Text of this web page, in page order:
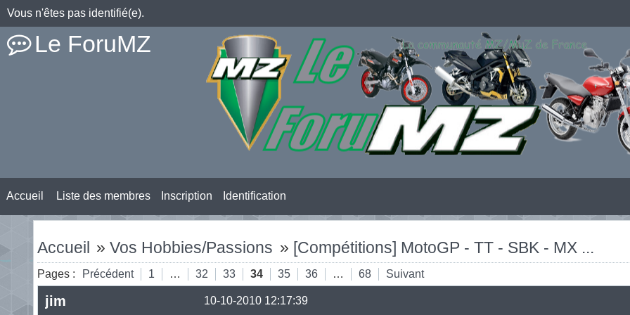
Vous n'êtes pas identifié(e).
Le ForuMZ
Accueil Liste des membres Inscription Identification
Accueil »Vos Hobbies/Passions » [Compétitions] MotoGP - TT - SBK - MX ...
Pages : Précédent 1 … 32 33 34 35 36 … 68 Suivant
10-10-2010 12:17:39
jim